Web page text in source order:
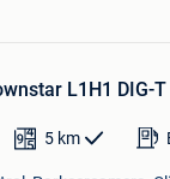
L1H1 DIG-
5 km